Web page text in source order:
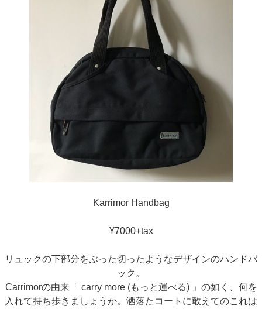
Karrimor Handbag
¥7000+tax
リュックの下部分をぶった切ったようなデザインのハンドバ
ック。
Carrimorの由来「 carry more (もっと運べる) 」の如く、何を
入れて持ち歩きましょうか。洒落たコートに敢えてのこれは